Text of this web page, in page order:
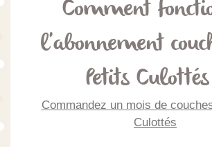
Comment
l'abonnement
Petits
Commandez un mois de
Culottés